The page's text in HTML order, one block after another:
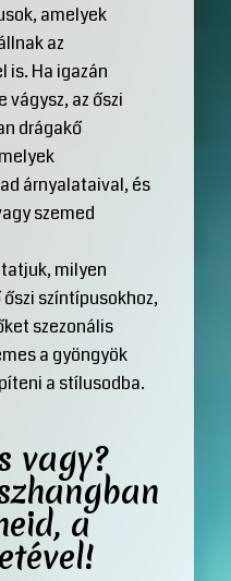
amelyek
az
is. Ha igazán
az őszi
drágakő
árnyalataival, és
szemed
milyen
színtípusokhoz,
szezonális
a gyöngyök
a stílusodba.
vagy?
a